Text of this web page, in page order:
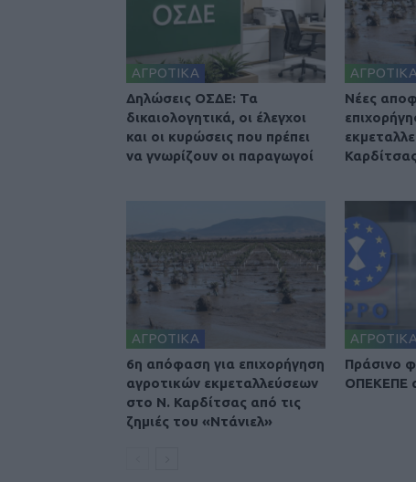
ΑΓΡΟΤΙΚΑ
Δηλώσεις ΟΣΔΕ: Τα
δικαιολογητικά, οι έλεγχοι
και οι κυρώσεις που πρέπει
να γνωρίζουν οι παραγωγοί
ΑΓΡΟΤΙΚΑ
Nέες
Καρδίτσας
ΑΓΡΟΤΙΚΑ
6η απόφαση για επιχορήγηση
αγροτικών εκμεταλλεύσεων
στο Ν. Καρδίτσας από τις
ζημιές του «Ντάνιελ»
ΑΓΡΟΤΙΚΑ
Πράσινο
ΟΠΕΚΕΠΕ